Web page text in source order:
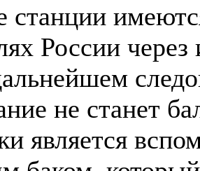
станции
России
не станет
является